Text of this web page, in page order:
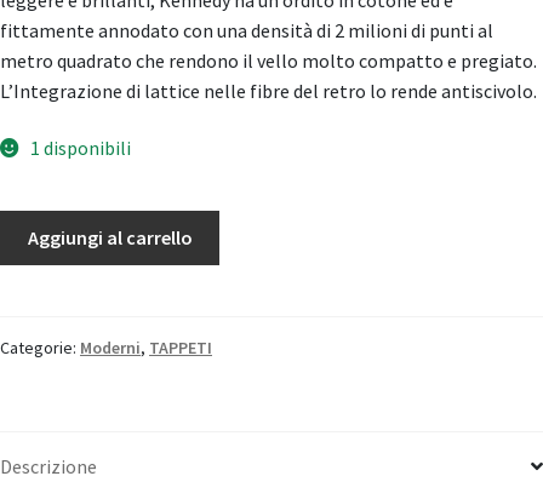
fittamente annodato con una densità di 2 milioni di punti al
metro quadrato che rendono il vello molto compatto e pregiato.
L’Integrazione di lattice nelle fibre del retro lo rende antiscivolo.
1 disponibili
Kennedy
Aggiungi al carrello
Categorie: Moderni, TAPPETI
Descrizione